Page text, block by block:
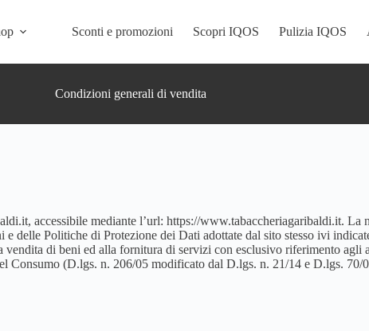
Sconti e promozioni Scopri IQOS Pulizia IQOS
Condizioni generali di vendita
accessibile mediante l’url: https://www.tabaccheriagaribaldi.it.
delle Politiche di Protezione dei Dati adottate dal sito stesso ivi
di beni ed alla fornitura di servizi con esclusivo riferimento agli
(D.lgs. n. 206/05 modificato dal D.lgs. n. 21/14 e D.lgs. 70/